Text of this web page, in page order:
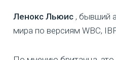
Ленокс Льюис , бывший
мира по версиям WBC,